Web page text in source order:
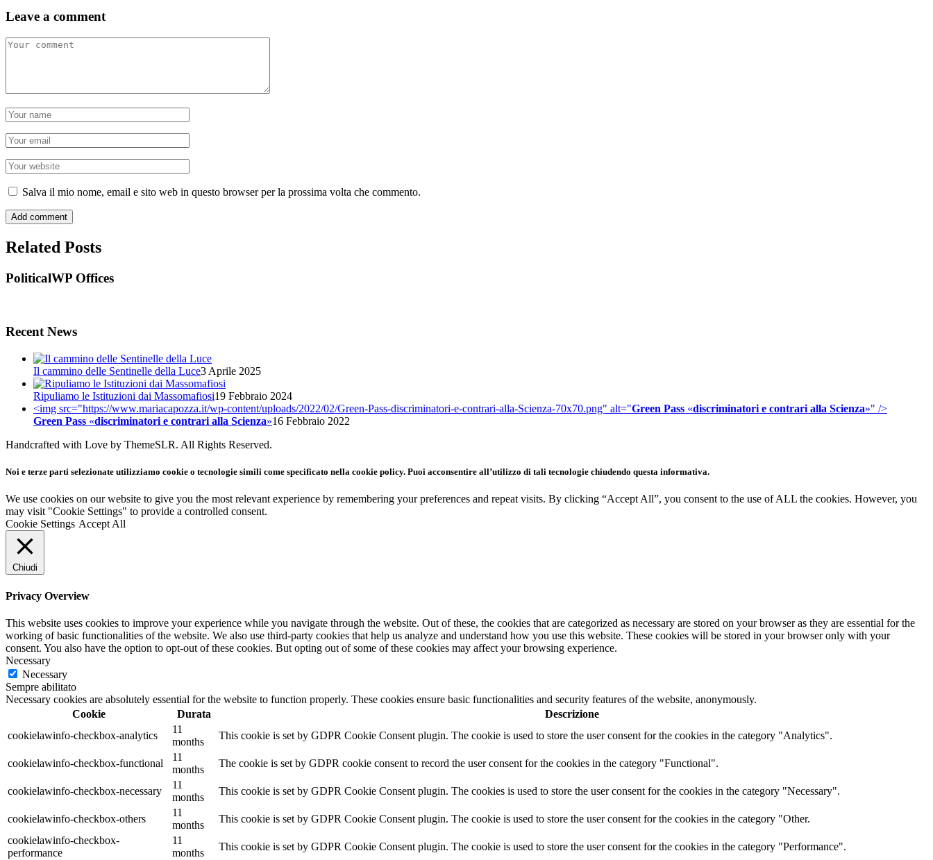
Leave a comment
Salva il mio nome, email e sito web in questo browser per la prossima volta che commento.
Related Posts
PoliticalWP Offices
Recent News
Il cammino delle Sentinelle della Luce3 Aprile 2025
Ripuliamo le Istituzioni dai Massomafiosi19 Febbraio 2024
<img src="https://www.mariacapozza.it/wp-content/uploads/2022/02/Green-Pass-discriminatori-e-contrari-alla-Scienza-70x70.png" alt="Green Pass «discriminatori e contrari alla Scienza»" />
Green Pass «discriminatori e contrari alla Scienza»16 Febbraio 2022
Handcrafted with Love by ThemeSLR. All Rights Reserved.
Noi e terze parti selezionate utilizziamo cookie o tecnologie simili come specificato nella cookie policy. Puoi acconsentire all’utilizzo di tali tecnologie chiudendo questa informativa.
We use cookies on our website to give you the most relevant experience by remembering your preferences and repeat visits. By clicking “Accept All”, you consent to the use of ALL the cookies. However, you
may visit "Cookie Settings" to provide a controlled consent.
Cookie Settings Accept All
Chiudi
Privacy Overview
This website uses cookies to improve your experience while you navigate through the website. Out of these, the cookies that are categorized as necessary are stored on your browser as they are essential for the
working of basic functionalities of the website. We also use third-party cookies that help us analyze and understand how you use this website. These cookies will be stored in your browser only with your
consent. You also have the option to opt-out of these cookies. But opting out of some of these cookies may affect your browsing experience.
Necessary
Necessary
Sempre abilitato
Necessary cookies are absolutely essential for the website to function properly. These cookies ensure basic functionalities and security features of the website, anonymously.
Cookie
Durata
Descrizione
cookielawinfo-checkbox-analytics
11
months
This cookie is set by GDPR Cookie Consent plugin. The cookie is used to store the user consent for the cookies in the category "Analytics".
cookielawinfo-checkbox-functional
11
months
The cookie is set by GDPR cookie consent to record the user consent for the cookies in the category "Functional".
cookielawinfo-checkbox-necessary
11
months
This cookie is set by GDPR Cookie Consent plugin. The cookies is used to store the user consent for the cookies in the category "Necessary".
cookielawinfo-checkbox-others
11
months
This cookie is set by GDPR Cookie Consent plugin. The cookie is used to store the user consent for the cookies in the category "Other.
cookielawinfo-checkbox-
performance
11
months
This cookie is set by GDPR Cookie Consent plugin. The cookie is used to store the user consent for the cookies in the category "Performance".